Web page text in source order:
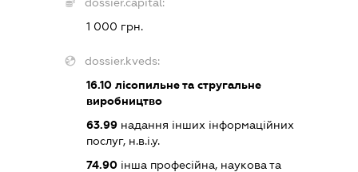
1 000 грн.
dossier.kveds:
16.10лісопильне та стругальне
виробництво
63.99надання інших інформаційних
послуг, н.в.і.у.
74.90інша професійна, наукова та